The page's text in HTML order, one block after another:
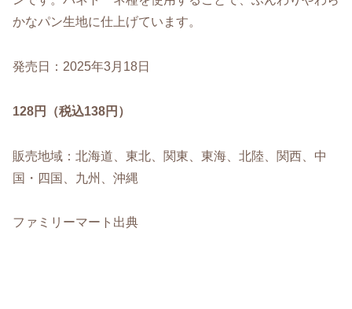
かなパン生地に仕上げています。
発売日：2025年3月18日
128円（税込138円）
販売地域：北海道、東北、関東、東海、北陸、関西、中
国・四国、九州、沖縄
ファミリーマート出典